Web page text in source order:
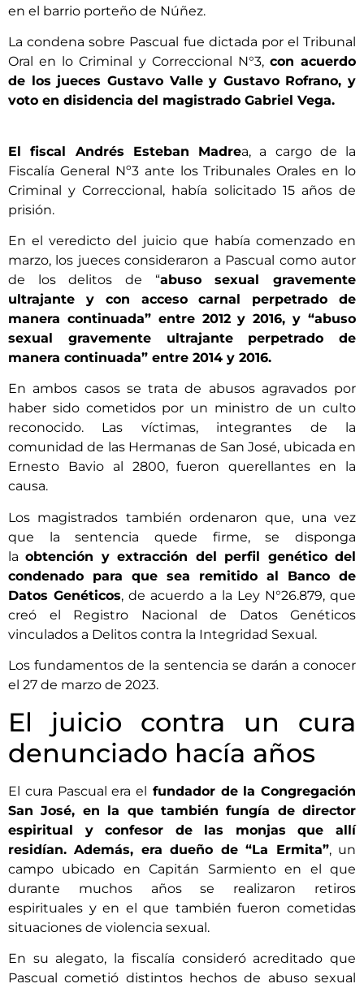
en el barrio porteño de Núñez.
La condena sobre Pascual fue dictada por el Tribunal
Oral en lo Criminal y Correccional N°3, con acuerdo
de los jueces Gustavo Valle y Gustavo Rofrano, y
voto en disidencia del magistrado Gabriel Vega.
El fiscal Andrés Esteban Madrea, a cargo de la
Fiscalía General Nº3 ante los Tribunales Orales en lo
Criminal y Correccional, había solicitado 15 años de
prisión.
En el veredicto del juicio que había comenzado en
marzo, los jueces consideraron a Pascual como autor
de los delitos de “abuso sexual gravemente
ultrajante y con acceso carnal perpetrado de
manera continuada” entre 2012 y 2016, y “abuso
sexual gravemente ultrajante perpetrado de
manera continuada” entre 2014 y 2016.
En ambos casos se trata de abusos agravados por
haber sido cometidos por un ministro de un culto
reconocido. Las víctimas, integrantes de la
comunidad de las Hermanas de San José, ubicada en
Ernesto Bavio al 2800, fueron querellantes en la
causa.
Los magistrados también ordenaron que, una vez
que la sentencia quede firme, se disponga
laobtención y extracción del perfil genético del
condenado para que sea remitido al Banco de
Datos Genéticos, de acuerdo a la Ley N°26.879, que
creó el Registro Nacional de Datos Genéticos
vinculados a Delitos contra la Integridad Sexual.
Los fundamentos de la sentencia se darán a conocer
el 27 de marzo de 2023.
El juicio contra un cura
denunciado hacía años
El cura Pascual era el fundador de la Congregación
San José, en la que también fungía de director
espiritual y confesor de las monjas que allí
residían. Además, era dueño de “La Ermita”, un
campo ubicado en Capitán Sarmiento en el que
durante muchos años se realizaron retiros
espirituales y en el que también fueron cometidas
situaciones de violencia sexual.
En su alegato, la fiscalía consideró acreditado que
Pascual cometió distintos hechos de abuso sexual